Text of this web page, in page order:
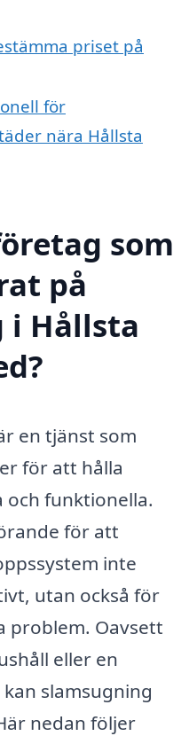
priset på
för
nära Hållsta
som
på
i Hållsta
en tjänst som
för att hålla
och funktionella.
för att
inte
utan också för
problem. Oavsett
eller en
slamsugning
nedan följer